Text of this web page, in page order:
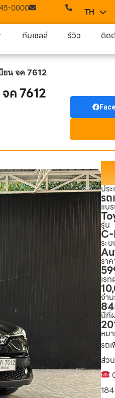
0000 TH
EN
ทีมเซลล์ รีวิว ติด
ยน จค 7612
ค 7612
ปร
ร
แบ
รุ่น
ระ
ราค
เร
จำ
84
ปีที่
หม
รถ
ส่วน